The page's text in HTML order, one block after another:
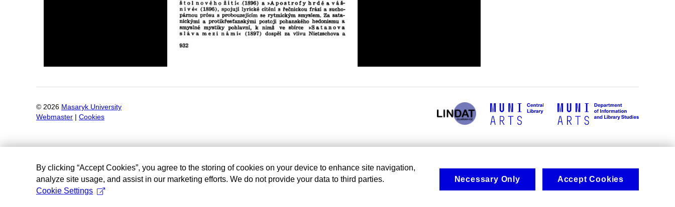
© 2026 Masaryk University
Webmaster
Cookies
By clicking “Accept Cookies”, you agree to the storing of cookies on your device to enhance site navigation,
analyze site usage, and assist in our marketing efforts. We do not provide your data to third parties.
Cookie Settings
Necessary Only Accept Cookies